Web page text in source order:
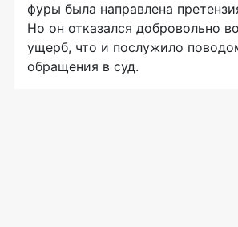
фуры была направлена
Но он отказался добровольно
ущерб, что и послужило
обращения в суд.